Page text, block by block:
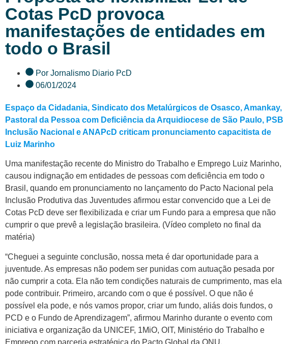
Cotas PcD provoca
manifestações de entidades em
todo o Brasil
Por Jornalismo Diario PcD
06/01/2024
Espaço da Cidadania, Sindicato dos Metalúrgicos de Osasco, Amankay,
Pastoral da Pessoa com Deficiência da Arquidiocese de São Paulo, PSB
Inclusão Nacional e ANAPcD criticam pronunciamento capacitista de
Luiz Marinho
Uma manifestação recente do Ministro do Trabalho e Emprego Luiz Marinho,
causou indignação em entidades de pessoas com deficiência em todo o
Brasil, quando em pronunciamento no lançamento do Pacto Nacional pela
Inclusão Produtiva das Juventudes afirmou estar convencido que a Lei de
Cotas PcD deve ser flexibilizada e criar um Fundo para a empresa que não
cumprir o que prevê a legislação brasileira. (Vídeo completo no final da
matéria)
“Cheguei a seguinte conclusão, nossa meta é dar oportunidade para a
juventude. As empresas não podem ser punidas com autuação pesada por
não cumprir a cota. Ela não tem condições naturais de cumprimento, mas ela
pode contribuir. Primeiro, arcando com o que é possível. O que não é
possível ela pode, e nós vamos propor, criar um fundo, aliás dois fundos, o
PCD e o Fundo de Aprendizagem”, afirmou Marinho durante o evento com
iniciativa e organização da UNICEF, 1MiO, OIT, Ministério do Trabalho e
Emprego com parceria estratégica do Pacto Global da ONU.